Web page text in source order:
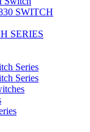
SWITCH
SERIES
Series
Series